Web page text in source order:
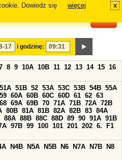
Dowiedz się
więcej x
i godzinę:
8 9 10A 10B 11 12 13 14 15 16
51A 51B 52 53A 53C 53B 54B 55A
59 60A 60B 60C 60D 61 62 63
68 69A 69B 70 71A 71B 72A 72B
80B 81A 81B 82A 82B 83 84A
88A 88B 88C 88D 89 90 91A 91B
97B 99 100 101 201 202 6.
F1
N4B N5A N5B N6 N7A N7B
N8